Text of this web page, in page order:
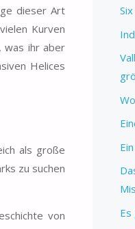
dieser Art
Kurven
was ihr aber
Helices
als große
zu suchen
von
Es